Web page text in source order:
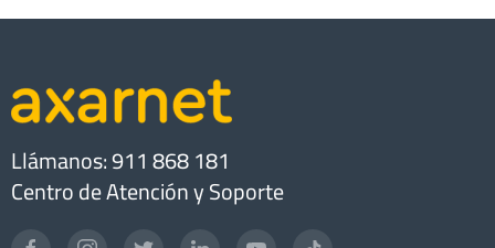
Llámanos: 911 868 181
Centro de Atención y Soporte